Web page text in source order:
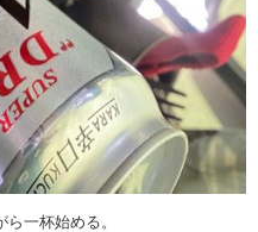
一杯始める。